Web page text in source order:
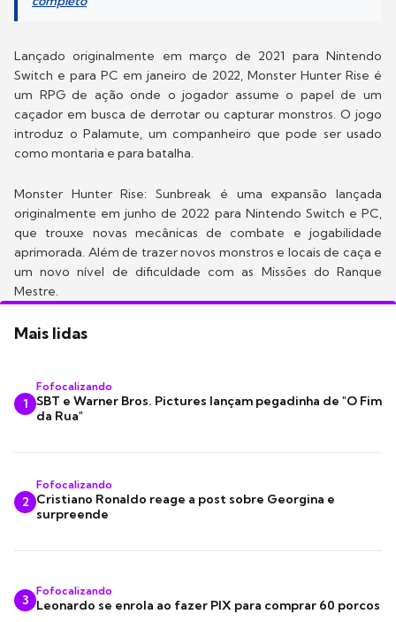
Lançado originalmente em março de 2021 para Nintendo
Switch e para PC em janeiro de 2022, Monster Hunter Rise é
um RPG de ação onde o jogador assume o papel de um
caçador em busca de derrotar ou capturar monstros. O jogo
introduz o Palamute, um companheiro que pode ser usado
como montaria e para batalha.
Monster Hunter Rise: Sunbreak é uma expansão lançada
originalmente em junho de 2022 para Nintendo Switch e PC,
que trouxe novas mecânicas de combate e jogabilidade
aprimorada. Além de trazer novos monstros e locais de caça e
um novo nível de dificuldade com as Missões do Ranque
Mestre.
Mais lidas
1
Fofocalizando
SBT e Warner Bros. Pictures lançam pegadinha de "O Fim
da Rua"
2
Fofocalizando
Cristiano Ronaldo reage a post sobre Georgina e
surpreende
3
Fofocalizando
Leonardo se enrola ao fazer PIX para comprar 60 porcos